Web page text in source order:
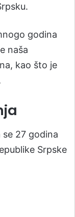
godina
naša
kao što je
se 27 godina
Srpske